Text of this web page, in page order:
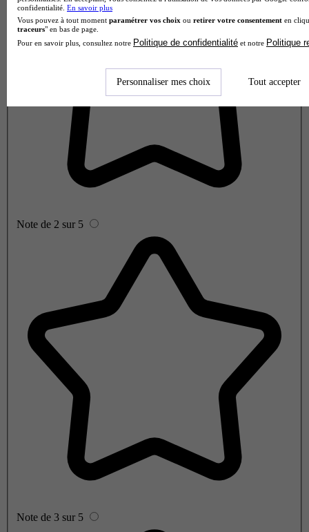
Note de 2 sur 5
Note de 3 sur 5
confidentialité. En savoir plus
Vous pouvez à tout moment paramétrer vos choix ou retirer votre consentement en
traceurs" en bas de page.
Pour en savoir plus, consultez notre Politique de confidentialité et notre Politique
Personnaliser mes choix Tout accepter